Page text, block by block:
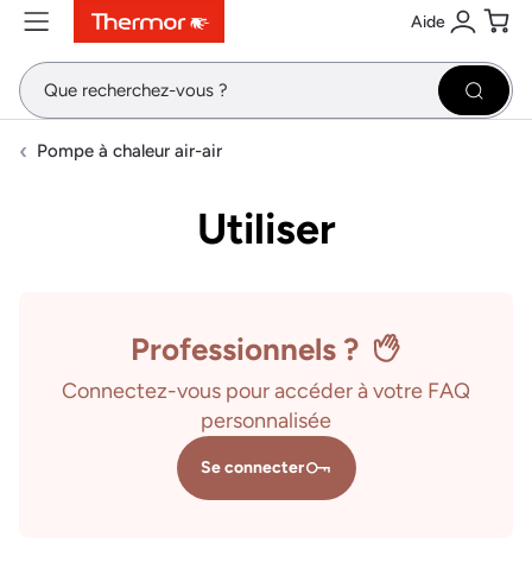
ContenuMenuRecherche Aide
Se
Pompe à chaleur air-air
Utiliser
Professionnels ?
Connectez-vous pour accéder à votre FAQ
personnalisée
Se connecter